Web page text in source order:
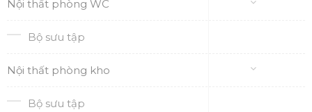
Nội thất phòng WC
Bộ sưu tập
Nội thất phòng kho
Bộ sưu tập